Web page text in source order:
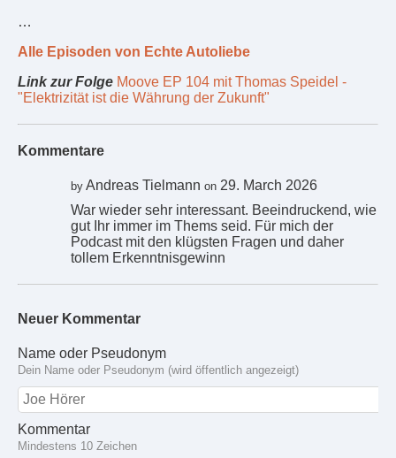
…
Alle Episoden von Echte Autoliebe
Link zur Folge Moove EP 104 mit Thomas Speidel -
"Elektrizität ist die Währung der Zukunft"
Kommentare
by Andreas Tielmann on 29. March 2026
War wieder sehr interessant. Beeindruckend, wie
gut Ihr immer im Thems seid. Für mich der
Podcast mit den klügsten Fragen und daher
tollem Erkenntnisgewinn
Neuer Kommentar
Name oder Pseudonym
Dein Name oder Pseudonym (wird öffentlich angezeigt)
Kommentar
Mindestens 10 Zeichen